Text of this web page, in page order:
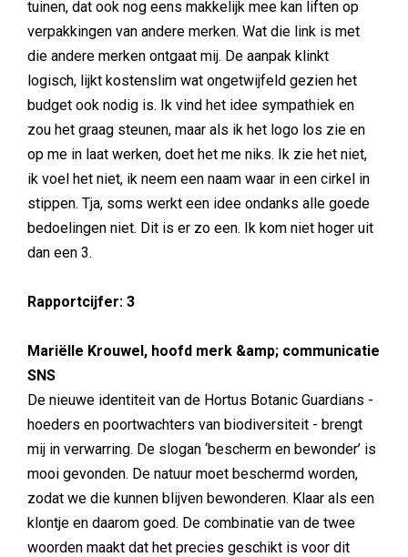
tuinen, dat ook nog eens makkelijk mee kan liften op
verpakkingen van andere merken. Wat die link is met
die andere merken ontgaat mij. De aanpak klinkt
logisch, lijkt kostenslim wat ongetwijfeld gezien het
budget ook nodig is. Ik vind het idee sympathiek en
zou het graag steunen, maar als ik het logo los zie en
op me in laat werken, doet het me niks. Ik zie het niet,
ik voel het niet, ik neem een naam waar in een cirkel in
stippen. Tja, soms werkt een idee ondanks alle goede
bedoelingen niet. Dit is er zo een. Ik kom niet hoger uit
dan een 3.
Rapportcijfer: 3
Mariëlle Krouwel, hoofd merk &amp; communicatie
SNS
De nieuwe identiteit van de Hortus Botanic Guardians -
hoeders en poortwachters van biodiversiteit - brengt
mij in verwarring. De slogan ‘bescherm en bewonder’ is
mooi gevonden. De natuur moet beschermd worden,
zodat we die kunnen blijven bewonderen. Klaar als een
klontje en daarom goed. De combinatie van de twee
woorden maakt dat het precies geschikt is voor dit